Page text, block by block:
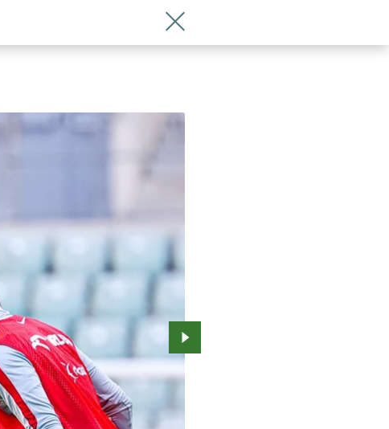
Wróć do artykułu Reprezentacja
Przejdź do kolejnego zdjęcia.